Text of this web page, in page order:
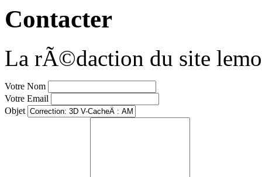
Contacter
La rÃ©daction du site
Votre Nom
Votre Email
Objet